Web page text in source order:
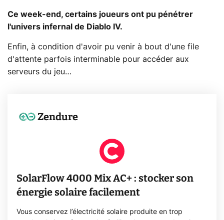
Ce week-end, certains joueurs ont pu pénétrer
l'univers infernal de Diablo IV.
Enfin, à condition d'avoir pu venir à bout d'une file
d'attente parfois interminable pour accéder aux
serveurs du jeu…
Zendure
SolarFlow 4000 Mix AC+ : stocker son
énergie solaire facilement
Vous conservez l’électricité solaire produite en trop